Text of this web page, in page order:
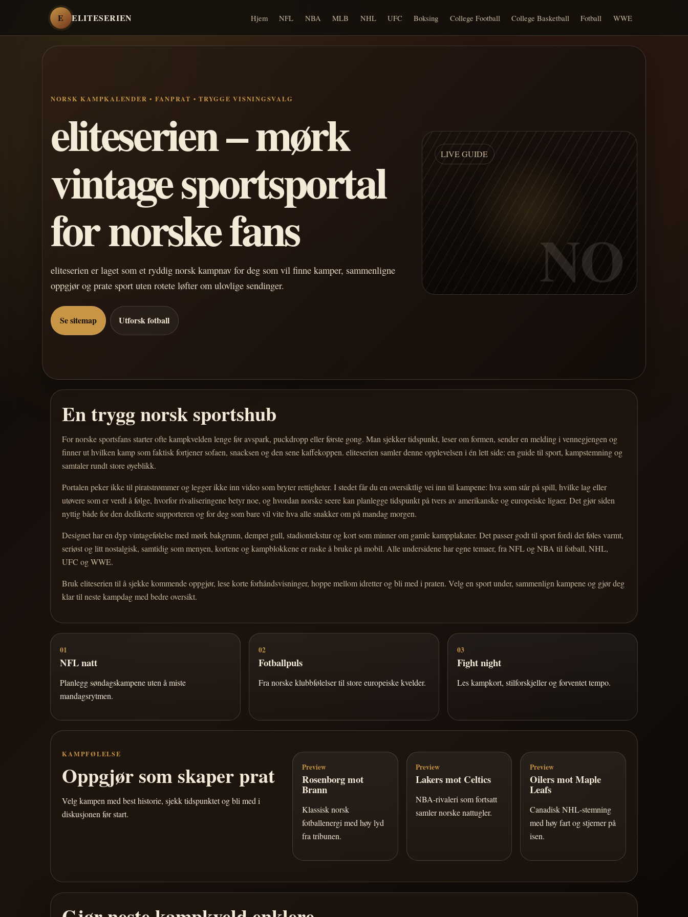
E ELITESERIEN Hjem NFL NBA MLB NHL UFC Boksing College Football College Basketball Fotball WWE
NORSK KAMPKALENDER • FANPRAT • TRYGGE VISNINGSVALG
eliteserien – mørk
vintage sportsportal
for norske fans
eliteserien er laget som et ryddig norsk kampnav for deg som vil finne kamper, sammenligne
oppgjør og prate sport uten rotete løfter om ulovlige sendinger.
Se sitemap Utforsk fotball
LIVE GUIDE
NO
En trygg norsk sportshub
For norske sportsfans starter ofte kampkvelden lenge før avspark, puckdropp eller første gong. Man sjekker tidspunkt, leser om formen, sender en melding i vennegjengen og
finner ut hvilken kamp som faktisk fortjener sofaen, snacksen og den sene kaffekoppen. eliteserien samler denne opplevelsen i én lett side: en guide til sport, kampstemning og
samtaler rundt store øyeblikk.
Portalen peker ikke til piratstrømmer og legger ikke inn video som bryter rettigheter. I stedet får du en oversiktlig vei inn til kampene: hva som står på spill, hvilke lag eller
utøvere som er verdt å følge, hvorfor rivaliseringene betyr noe, og hvordan norske seere kan planlegge tidspunkt på tvers av amerikanske og europeiske ligaer. Det gjør siden
nyttig både for den dedikerte supporteren og for deg som bare vil vite hva alle snakker om på mandag morgen.
Designet har en dyp vintagefølelse med mørk bakgrunn, dempet gull, stadiontekstur og kort som minner om gamle kampplakater. Det passer godt til sport fordi det føles varmt,
seriøst og litt nostalgisk, samtidig som menyen, kortene og kampblokkene er raske å bruke på mobil. Alle undersidene har egne temaer, fra NFL og NBA til fotball, NHL,
UFC og WWE.
Bruk eliteserien til å sjekke kommende oppgjør, lese korte forhåndsvisninger, hoppe mellom idretter og bli med i praten. Velg en sport under, sammenlign kampene og gjør deg
klar til neste kampdag med bedre oversikt.
01
NFL natt
Planlegg søndagskampene uten å miste
mandagsrytmen.
02
Fotballpuls
Fra norske klubbfølelser til store europeiske kvelder.
03
Fight night
Les kampkort, stilforskjeller og forventet tempo.
KAMPFØLELSE
Oppgjør som skaper prat
Velg kampen med best historie, sjekk tidspunktet og bli med i
diskusjonen før start.
Preview
Rosenborg mot
Brann
Klassisk norsk
fotballenergi med høy lyd
fra tribunen.
Preview
Lakers mot Celtics
NBA-rivaleri som fortsatt
samler norske nattugler.
Preview
Oilers mot Maple
Leafs
Canadisk NHL-stemning
med høy fart og stjerner på
isen.